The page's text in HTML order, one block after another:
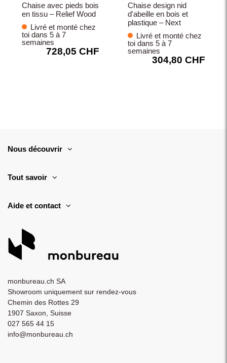
Chaise avec pieds bois
en tissu – Relief Wood
Livré et monté chez
toi dans 5 à 7
semaines
728,05 CHF
Chaise design nid
d'abeille en bois et
plastique – Next
Livré et monté chez
toi dans 5 à 7
semaines
304,80 CHF
Nous découvrir
Tout savoir
Aide et contact
monbureau.ch SA
Showroom uniquement sur rendez-vous
Chemin des Rottes 29
1907 Saxon, Suisse
027 565 44 15
info@monbureau.ch